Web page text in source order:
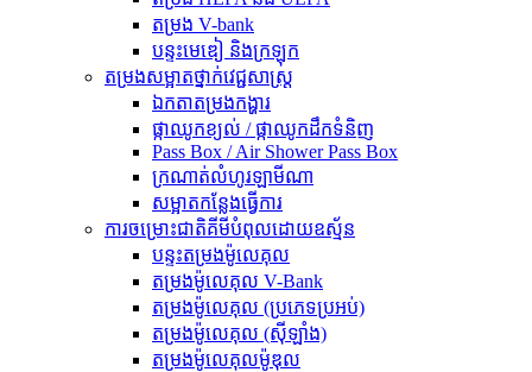
តម្រង V-bank
បន្ទះមេឌៀ និងក្រឡុក
តម្រងសម្អាតថ្នាក់វេជ្ជសាស្ត្រ
ឯកតាតម្រងកង្ហារ
ផ្កាឈូកខ្យល់ / ផ្កាឈូកដឹកទំនិញ
Pass Box / Air Shower Pass Box
ក្រណាត់លំហូរឡាមីណា
សម្អាតកន្លែងធ្វើការ
ការ​ចម្រោះ​ជាតិ​គីមី​បំពុល​ដោយ​ឧស្ម័ន
បន្ទះតម្រងម៉ូលេគុល
តម្រងម៉ូលេគុល V-Bank
តម្រងម៉ូលេគុល (ប្រភេទប្រអប់)
តម្រងម៉ូលេគុល (ស៊ីឡាំង)
តម្រងម៉ូលេគុលម៉ូឌុល